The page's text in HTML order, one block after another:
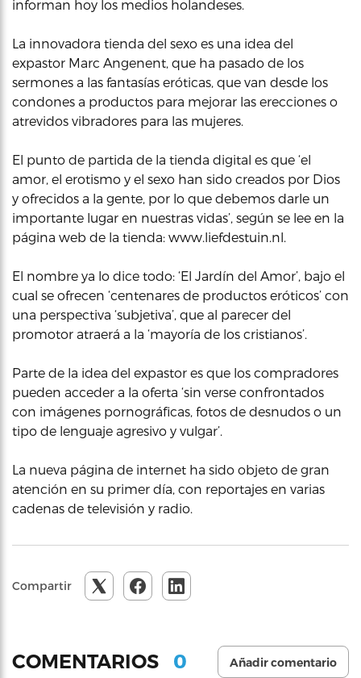
informan hoy los medios holandeses.
La innovadora tienda del sexo es una idea del
expastor Marc Angenent, que ha pasado de los
sermones a las fantasías eróticas, que van desde los
condones a productos para mejorar las erecciones o
atrevidos vibradores para las mujeres.
El punto de partida de la tienda digital es que ‘el
amor, el erotismo y el sexo han sido creados por Dios
y ofrecidos a la gente, por lo que debemos darle un
importante lugar en nuestras vidas’, según se lee en la
página web de la tienda: www.liefdestuin.nl.
El nombre ya lo dice todo: ‘El Jardín del Amor’, bajo el
cual se ofrecen ‘centenares de productos eróticos’ con
una perspectiva ‘subjetiva’, que al parecer del
promotor atraerá a la ‘mayoría de los cristianos’.
Parte de la idea del expastor es que los compradores
pueden acceder a la oferta ‘sin verse confrontados
con imágenes pornográficas, fotos de desnudos o un
tipo de lenguaje agresivo y vulgar’.
La nueva página de internet ha sido objeto de gran
atención en su primer día, con reportajes en varias
cadenas de televisión y radio.
Compartir
COMENTARIOS 0 Añadir comentario